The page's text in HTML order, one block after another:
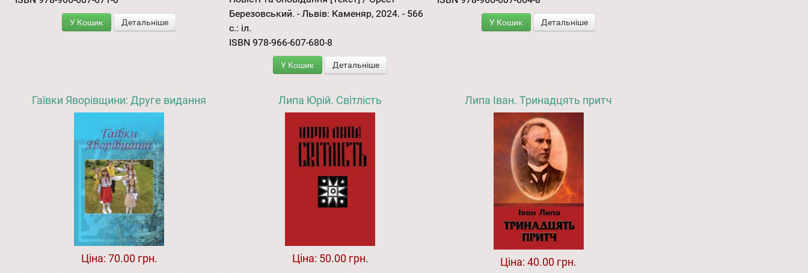
У Кошик Детальніше
Березовський. - Львів: Каменяр, 2024. - 566
с.: іл.
ISBN 978-966-607-680-8
У Кошик Детальніше
У Кошик Детальніше
Гаївки Яворівщини: Друге видання
Ціна: 70.00 грн.
Липа Юрій. Світлість
Ціна: 50.00 грн.
Липа Іван. Тринадцять притч
Ціна: 40.00 грн.